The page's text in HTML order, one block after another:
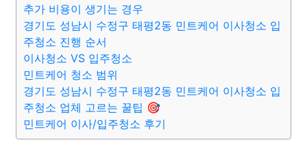
추가 비용이 생기는 경우
경기도 성남시 수정구 태평2동 민트케어 이사청소 입
주청소 진행 순서
이사청소 VS 입주청소
민트케어 청소 범위
경기도 성남시 수정구 태평2동 민트케어 이사청소 입
주청소 업체 고르는 꿀팁 🎯
민트케어 이사/입주청소 후기